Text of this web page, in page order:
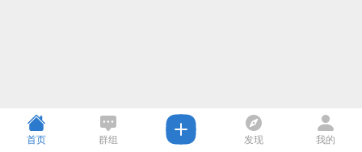
首页 群组 发现 我的